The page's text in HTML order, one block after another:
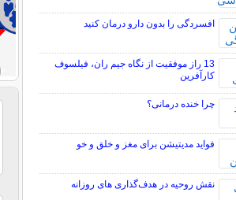
افسردگی را بدون دارو درمان کنید
13 راز موفقیت از نگاه جیم ران، فیلسوف
کارآفرین
چرا خنده درمانی؟
فواید مدیتیشن برای مغز و خلق و خو
نقش روحیه در هدف‌گذاری‌ های روزانه